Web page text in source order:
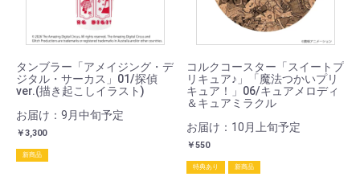
タンブラー「アメイジング・デ
ジタル・サーカス」01/探偵
ver.(描き起こしイラスト)
お届け：9月中旬予定
￥3,300
新商品
コルクコースター「スイートプ
リキュア♪」「魔法つかいプリ
キュア！」06/キュアメロディ
＆キュアミラクル
お届け：10月上旬予定
￥550
特典あり 新商品